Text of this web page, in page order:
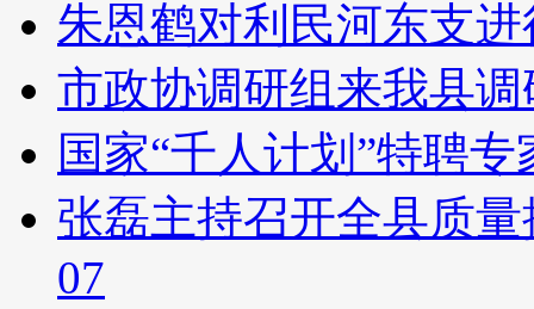
朱恩鹤对利民河东支
市政协调研组来我县
国家“千人计划”特聘
张磊主持召开全县质
07